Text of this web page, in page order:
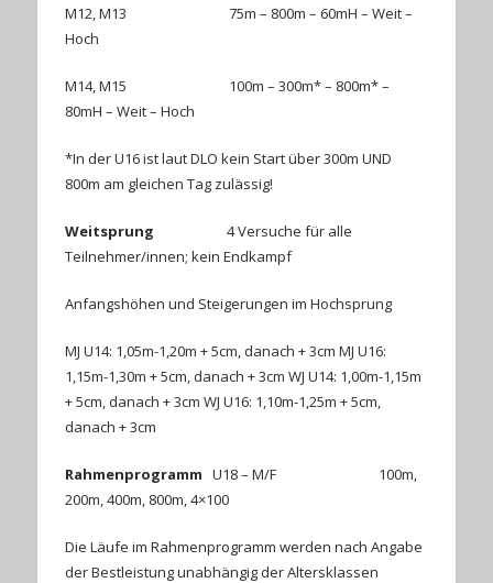
M12, M13 75m – 800m – 60mH – Weit –
Hoch
M14, M15 100m – 300m* – 800m* –
80mH – Weit – Hoch
*In der U16 ist laut DLO kein Start über 300m UND
800m am gleichen Tag zulässig!
Weitsprung
4 Versuche für alle
Teilnehmer/innen; kein Endkampf
Anfangshöhen und Steigerungen im Hochsprung
MJ U14: 1,05m-1,20m + 5cm, danach + 3cm MJ U16:
1,15m-1,30m + 5cm, danach + 3cm WJ U14: 1,00m-1,15m
+ 5cm, danach + 3cm WJ U16: 1,10m-1,25m + 5cm,
danach + 3cm
Rahmenprogramm U18 – M/F 100m,
200m, 400m, 800m, 4×100
Die Läufe im Rahmenprogramm werden nach Angabe
der Bestleistung unabhängig der Altersklassen